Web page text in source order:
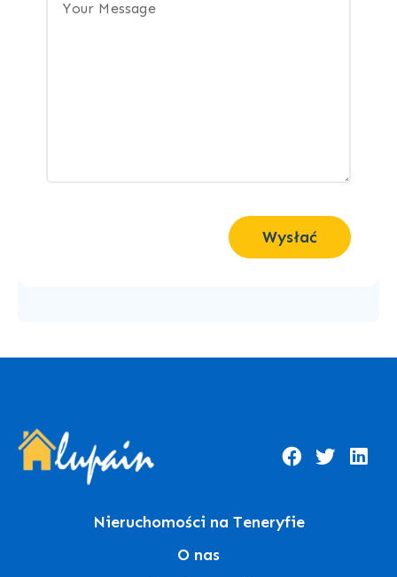
Wysłać
Nieruchomości na Teneryfie
O nas